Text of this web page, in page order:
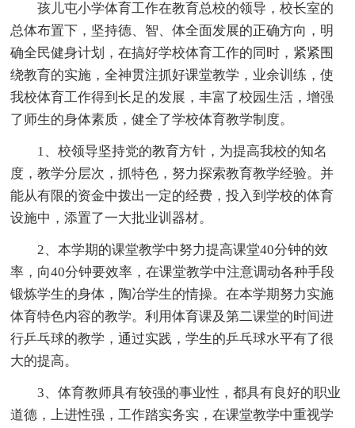
孩儿屯小学体育工作在教育总校的领导，校长室的
总体布置下，坚持德、智、体全面发展的正确方向，明
确全民健身计划，在搞好学校体育工作的同时，紧紧围
绕教育的实施，全神贯注抓好课堂教学，业余训练，使
我校体育工作得到长足的发展，丰富了校园生活，增强
了师生的身体素质，健全了学校体育教学制度。
1、校领导坚持党的教育方针，为提高我校的知名
度，教学分层次，抓特色，努力探索教育教学经验。并
能从有限的资金中拨出一定的经费，投入到学校的体育
设施中，添置了一大批业训器材。
2、本学期的课堂教学中努力提高课堂40分钟的效
率，向40分钟要效率，在课堂教学中注意调动各种手段
锻炼学生的身体，陶冶学生的情操。在本学期努力实施
体育特色内容的教学。利用体育课及第二课堂的时间进
行乒乓球的教学，通过实践，学生的乒乓球水平有了很
大的提高。
3、体育教师具有较强的事业性，都具有良好的职业
道德，上进性强，工作踏实务实，在课堂教学中重视学